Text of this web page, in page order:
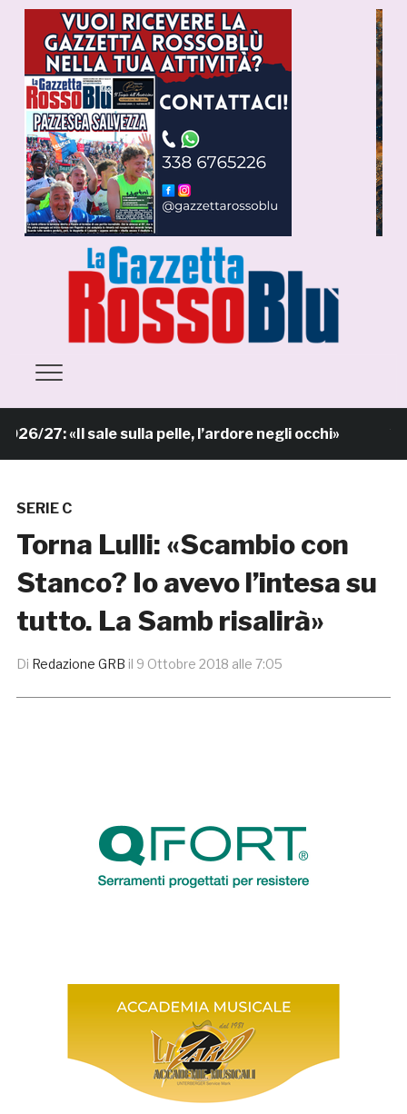
27: «Il sale sulla pelle, l’ardore negli occhi» 7 ore
SERIE C
Torna Lulli: «Scambio con
Stanco? Io avevo l’intesa su
tutto. La Samb risalirà»
Di Redazione GRB il 9 Ottobre 2018 alle 7:05